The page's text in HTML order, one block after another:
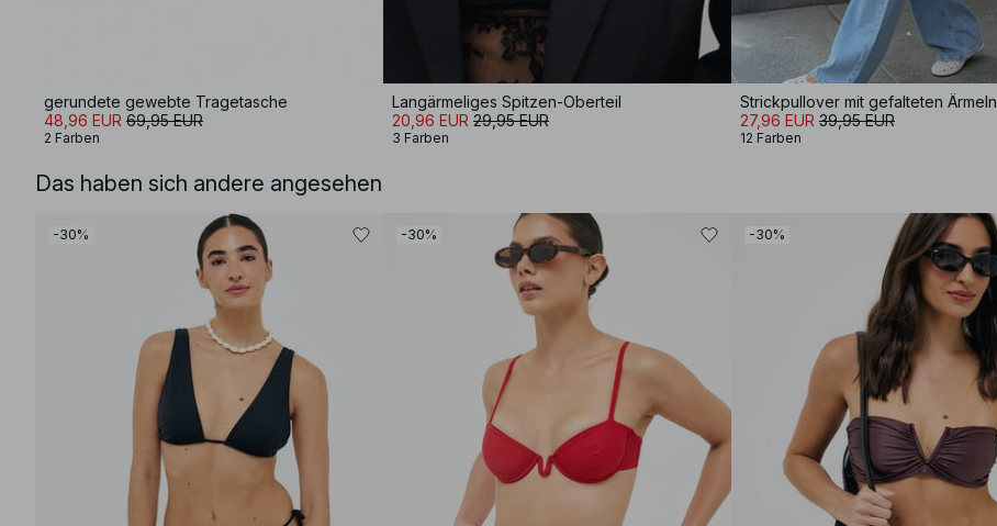
gerundete gewebte Tragetasche
48,96 EUR 69,95 EUR
2 Farben
Langärmeliges Spitzen-Oberteil
20,96 EUR 29,95 EUR
3 Farben
Strickpullover mit gefalteten Ärmeln
27,96 EUR 39,95 EUR
12 Farben
Das haben sich andere angesehen
-30% -30% -30%